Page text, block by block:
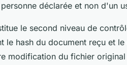
déclarée et non d'un
le second niveau de
le hash du document reçu et
modification du fichier